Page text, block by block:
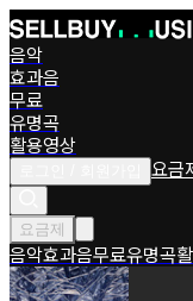
음악
효과음
무료
유명곡
활용영상
요금
요금제
음악효과음무료유명곡